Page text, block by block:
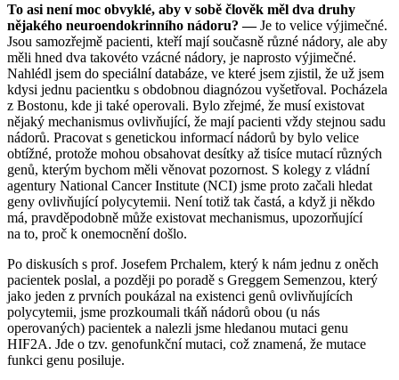
To asi není moc obvyklé, aby v sobě člověk měl dva druhy
nějakého neuroendokrinního nádoru? —Je to velice výjimečné.
Jsou samozřejmě pacienti, kteří mají současně různé nádory, ale aby
měli hned dva takovéto vzácné nádory, je naprosto výjimečné.
Nahlédl jsem do speciální databáze, ve které jsem zjistil, že už jsem
kdysi jednu pacientku s obdobnou diagnózou vyšetřoval. Pocházela
z Bostonu, kde ji také operovali. Bylo zřejmé, že musí existovat
nějaký mechanismus ovlivňující, že mají pacienti vždy stejnou sadu
nádorů. Pracovat s genetickou informací nádorů by bylo velice
obtížné, protože mohou obsahovat desítky až tisíce mutací různých
genů, kterým bychom měli věnovat pozornost. S kolegy z vládní
agentury National Cancer Institute (NCI) jsme proto začali hledat
geny ovlivňující polycytemii. Není totiž tak častá, a když ji někdo
má, pravděpodobně může existovat mechanismus, upozorňující
na to, proč k onemocnění došlo.
Po diskusích s prof. Josefem Prchalem, který k nám jednu z oněch
pacientek poslal, a později po poradě s Greggem Semenzou, který
jako jeden z prvních poukázal na existenci genů ovlivňujících
polycytemii, jsme prozkoumali tkáň nádorů obou (u nás
operovaných) pacientek a nalezli jsme hledanou mutaci genu
HIF2A. Jde o tzv. genofunkční mutaci, což znamená, že mutace
funkci genu posiluje.